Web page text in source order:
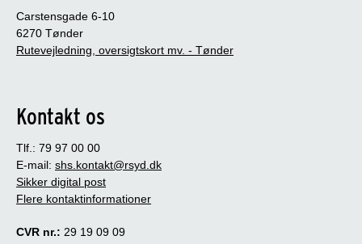
Carstensgade 6-10
6270 Tønder
Rutevejledning, oversigtskort mv. - Tønder
Kontakt os
Tlf.: 79 97 00 00
E-mail: shs.kontakt@rsyd.dk
Sikker digital post
Flere kontaktinformationer
CVR nr.: 29 19 09 09